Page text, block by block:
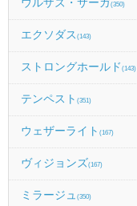
(350)
エクソダス (143)
ストロングホールド (143)
テンペスト (351)
ウェザーライト (167)
ヴィジョンズ(167)
ミラージュ (350)